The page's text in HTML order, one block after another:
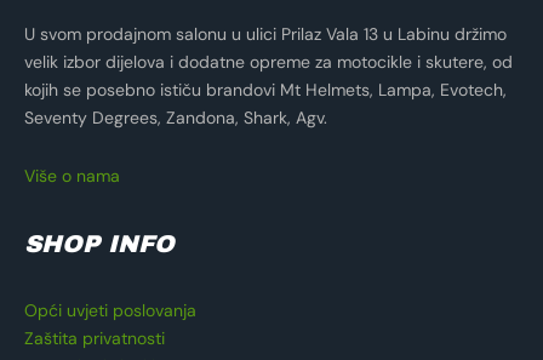
U svom prodajnom salonu u ulici Prilaz Vala 13 u Labinu držimo
velik izbor dijelova i dodatne opreme za motocikle i skutere, od
kojih se posebno ističu brandovi Mt Helmets, Lampa, Evotech,
Seventy Degrees, Zandona, Shark, Agv.
Više o nama
SHOP INFO
Opći uvjeti poslovanja
Zaštita privatnosti